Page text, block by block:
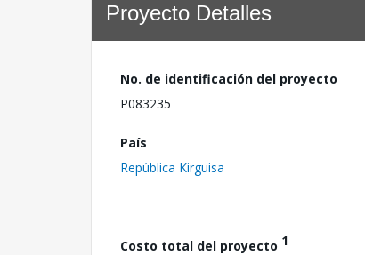
Proyecto Detalles
No. de identificación del proyecto
P083235
País
República Kirguisa
Costo total del proyecto 1